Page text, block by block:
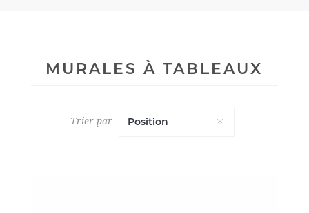
MURALES À TABLEAUX
Trier par